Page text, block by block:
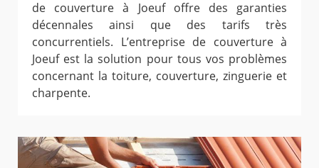
de couverture à Joeuf offre des garanties
décennales ainsi que des tarifs très
concurrentiels. L’entreprise de couverture à
Joeuf est la solution pour tous vos problèmes
concernant la toiture, couverture, zinguerie et
charpente.